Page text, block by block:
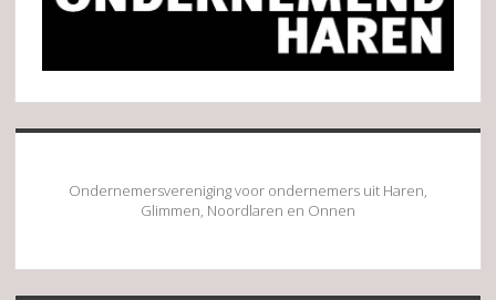
Ondernemersvereniging voor ondernemers uit Haren,
Glimmen, Noordlaren en Onnen